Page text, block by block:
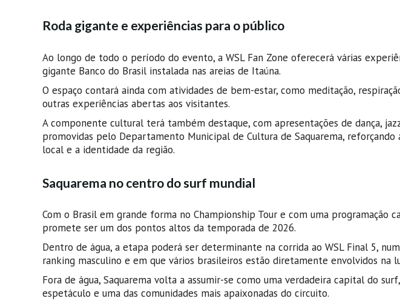
Roda gigante e experiências para o público
Ao longo de todo o período do evento, a WSL Fan Zone oferecerá várias
gigante Banco do Brasil instalada nas areias de Itaúna.
O espaço contará ainda com atividades de bem-estar, como meditação,
outras experiências abertas aos visitantes.
A componente cultural terá também destaque, com apresentações de dança,
promovidas pelo Departamento Municipal de Cultura de Saquarema,
local e a identidade da região.
Saquarema no centro do surf mundial
Com o Brasil em grande forma no Championship Tour e com uma programação
promete ser um dos pontos altos da temporada de 2026.
Dentro de água, a etapa poderá ser determinante na corrida ao WSL Final 5,
ranking masculino e em que vários brasileiros estão diretamente envolvidos na
Fora de água, Saquarema volta a assumir-se como uma verdadeira capital do
espetáculo e uma das comunidades mais apaixonadas do circuito.